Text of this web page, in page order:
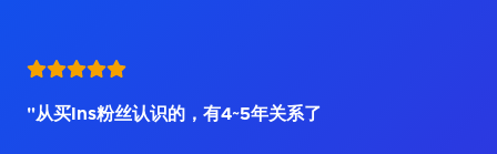
"从买Ins粉丝认识的，有4~5年关系了